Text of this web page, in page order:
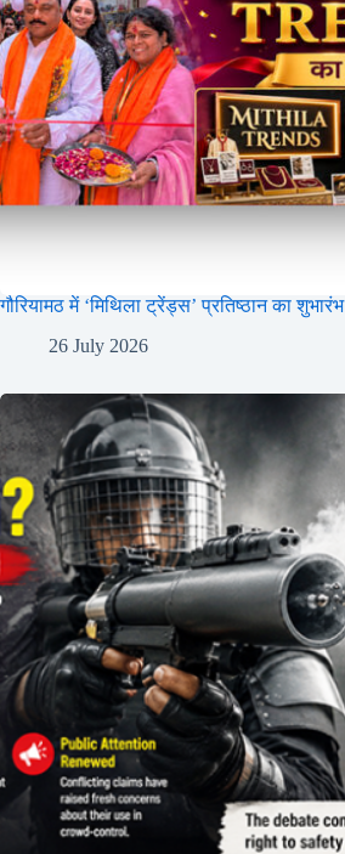
गौरियामठ में ‘मिथिला ट्रेंड्स’ प्रतिष्ठान का शुभारंभ
26 July 2026